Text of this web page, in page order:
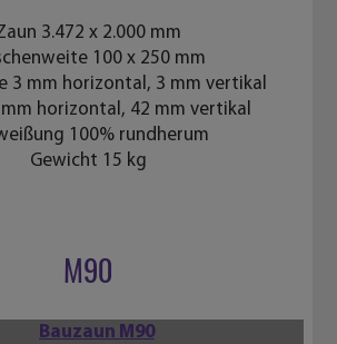
3.472 x 2.000 mm
100 x 250 mm
3 mm horizontal, 3 mm vertikal
mm horizontal, 42 mm vertikal
100% rundherum
Gewicht 15 kg
M90